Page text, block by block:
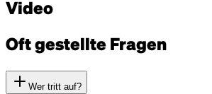
Video
Oft gestellte Fragen
Wer tritt auf?